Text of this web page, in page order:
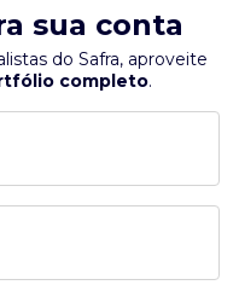
sua conta
do Safra, aproveite
completo.